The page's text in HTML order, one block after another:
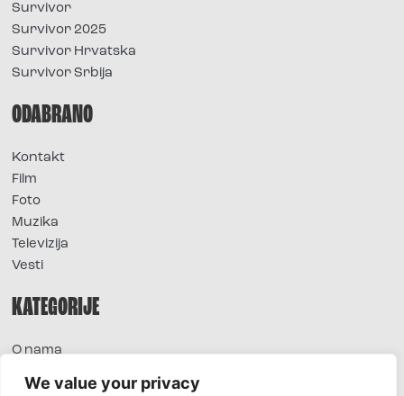
We value your privacy
Survivor
Survivor 2025
Survivor Hrvatska
Survivor Srbija
ODABRANO
Kontakt
Film
Foto
Muzika
Televizija
Vesti
KATEGORIJE
O nama